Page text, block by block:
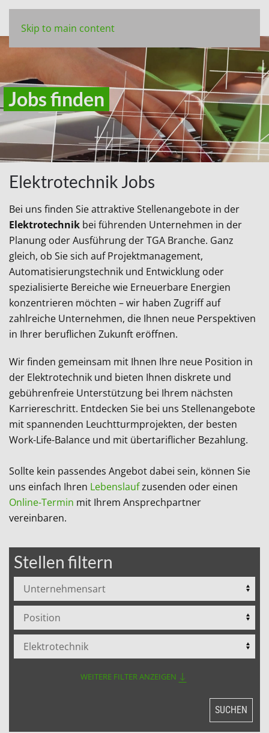
Skip to main content
Jobs finden
Elektrotechnik Jobs
Bei uns finden Sie attraktive Stellenangebote in der
Elektrotechnik bei führenden Unternehmen in der
Planung oder Ausführung der TGA Branche. Ganz
gleich, ob Sie sich auf Projektmanagement,
Automatisierungstechnik und Entwicklung oder
spezialisierte Bereiche wie Erneuerbare Energien
konzentrieren möchten – wir haben Zugriff auf
zahlreiche Unternehmen, die Ihnen neue Perspektiven
in Ihrer beruflichen Zukunft eröffnen.
Wir finden gemeinsam mit Ihnen Ihre neue Position in
der Elektrotechnik und bieten Ihnen diskrete und
gebührenfreie Unterstützung bei Ihrem nächsten
Karriereschritt. Entdecken Sie bei uns Stellenangebote
mit spannenden Leuchtturmprojekten, der besten
Work-Life-Balance und mit übertariflicher Bezahlung.
Sollte kein passendes Angebot dabei sein, können Sie
uns einfach Ihren Lebenslaufzusenden oder einen
Online-Termin mit Ihrem Ansprechpartner
vereinbaren.
Stellen filtern
WEITERE FILTER ANZEIGEN
SUCHEN